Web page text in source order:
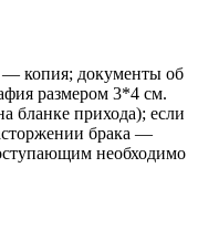
— копия; документы об
размером 3*4 см.
бланке прихода); если
брака —
необходимо